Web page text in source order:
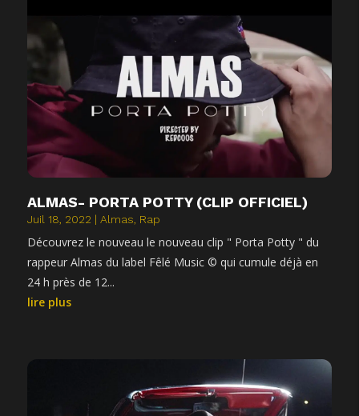
ALMAS- PORTA POTTY (CLIP OFFICIEL)
Juil 18, 2022 | Almas Rap
Découvrez le nouveau le nouveau clip " Porta Potty " du
rappeur Almas du label Fêlé Music © qui cumule déjà en
24 h près de 12...
lire plus